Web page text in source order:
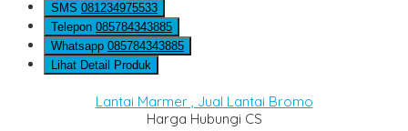
SMS 081234975533
Telepon 085784343885
Whatsapp 085784343885
Lihat Detail Produk
Lantai Marmer , Jual Lantai Bromo
Harga Hubungi CS